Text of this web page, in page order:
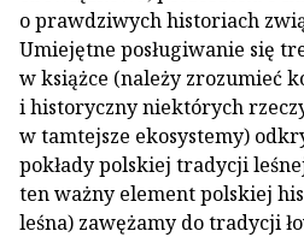
o prawdziwych historiach
Umiejętne posługiwanie się
w książce (należy zrozumieć
i historyczny niektórych
w tamtejsze ekosystemy)
pokłady polskiej tradycji
ten ważny element polskiej
leśna) zawężamy do tradycji